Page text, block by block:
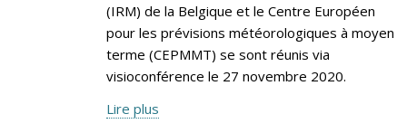
(IRM) de la Belgique et le Centre Européen
pour les prévisions météorologiques à moyen
terme (CEPMMT) se sont réunis via
visioconférence le 27 novembre 2020.
Lire plus